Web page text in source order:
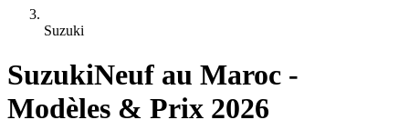
Suzuki
SuzukiNeuf au Maroc -
Modèles & Prix 2026